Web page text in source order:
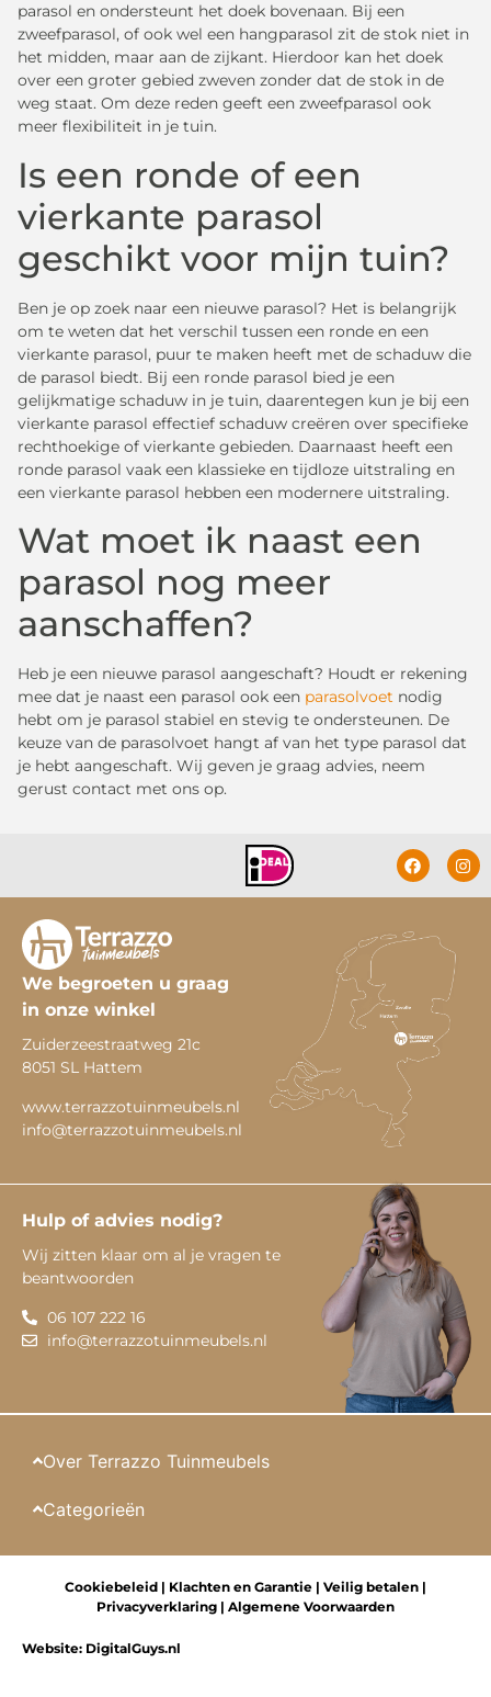
parasol en ondersteunt het doek bovenaan. Bij een
zweefparasol, of ook wel een hangparasol zit de stok niet in
het midden, maar aan de zijkant. Hierdoor kan het doek
over een groter gebied zweven zonder dat de stok in de
weg staat. Om deze reden geeft een zweefparasol ook
meer flexibiliteit in je tuin.
Is een ronde of een
vierkante parasol
geschikt voor mijn tuin?
Ben je op zoek naar een nieuwe parasol? Het is belangrijk
om te weten dat het verschil tussen een ronde en een
vierkante parasol, puur te maken heeft met de schaduw die
de parasol biedt. Bij een ronde parasol bied je een
gelijkmatige schaduw in je tuin, daarentegen kun je bij een
vierkante parasol effectief schaduw creëren over specifieke
rechthoekige of vierkante gebieden. Daarnaast heeft een
ronde parasol vaak een klassieke en tijdloze uitstraling en
een vierkante parasol hebben een modernere uitstraling.
Wat moet ik naast een
parasol nog meer
aanschaffen?
Heb je een nieuwe parasol aangeschaft? Houdt er rekening
mee dat je naast een parasol ook een parasolvoet nodig
hebt om je parasol stabiel en stevig te ondersteunen. De
keuze van de parasolvoet hangt af van het type parasol dat
je hebt aangeschaft. Wij geven je graag advies, neem
gerust contact met ons op.
We begroeten u graag
in onze winkel
Zuiderzeestraatweg 21c
8051 SL Hattem
www.terrazzotuinmeubels.nl
info@terrazzotuinmeubels.nl
Hulp of advies nodig?
Wij zitten klaar om al je vragen te
beantwoorden
06 107 222 16
info@terrazzotuinmeubels.nl
Over Terrazzo Tuinmeubels
Categorieën
Website: DigitalGuys.nl
Cookiebeleid | Klachten en Garantie | Veilig betalen |
Privacyverklaring | Algemene Voorwaarden